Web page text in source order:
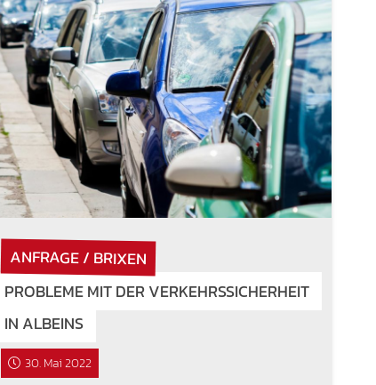
ANFRAGE / BRIXEN
PROBLEME MIT DER VERKEHRSSICHERHEIT
IN ALBEINS
30. Mai 2022